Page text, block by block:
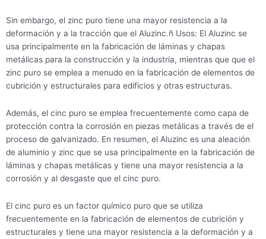
Sin embargo, el zinc puro tiene una mayor resistencia a la
deformación y a la tracción que el Aluzinc.ñ Usos: El Aluzinc se
usa principalmente en la fabricación de láminas y chapas
metálicas para la construcción y la industria, mientras que que el
zinc puro se emplea a menudo en la fabricación de elementos de
cubrición y estructurales para edificios y otras estructuras.
Además, el cinc puro se emplea frecuentemente como capa de
protección contra la corrosión en piezas metálicas a través de el
proceso de galvanizado. En resumen, el Aluzinc es una aleación
de aluminio y zinc que se usa principalmente en la fabricación de
láminas y chapas metálicas y tiene una mayor resistencia a la
corrosión y al desgaste que el cinc puro.
El cinc puro es un factor químico puro que se utiliza
frecuentemente en la fabricación de elementos de cubrición y
estructurales y tiene una mayor resistencia a la deformación y a